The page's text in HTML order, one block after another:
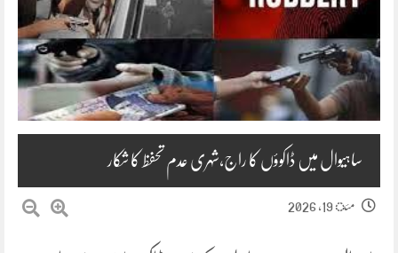
گندم آٹے کا بحران تیل سے بھی بڑا ہو چکا ہے
ساہیوال میں ڈاکوؤں کا راج،شہری عدم تحفظ کا شکار
مئ 19, 2026